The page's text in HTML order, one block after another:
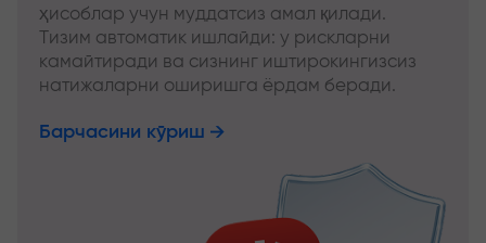
ҳисоблар учун муддатсиз амал қилади.
Тизим автоматик ишлайди: у рискларни
камайтиради ва сизнинг иштирокингизсиз
натижаларни оширишга ёрдам беради.
Барчасини кўриш